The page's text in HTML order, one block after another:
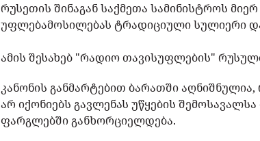
რუსეთის შინაგან საქმეთა სამინისტროს
უფლებამოსილებას ტრადიციული სულიერი და
ამის შესახებ "რადიო თავისუფლების"
კანონის განმარტებით ბარათში
არ იქონიებს გავლენას უწყების
ფარგლებში განხორციელდება.